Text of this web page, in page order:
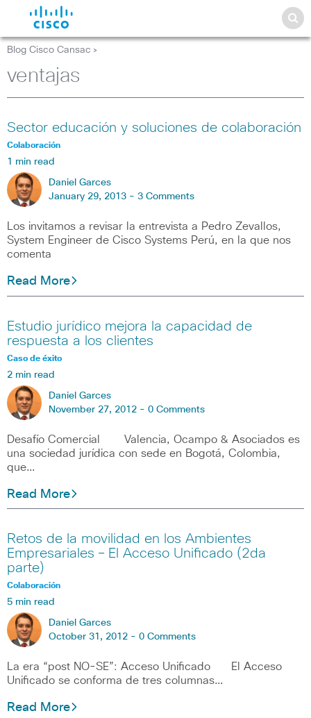
Blog Cisco Cansac >
ventajas
Sector educación y soluciones de colaboración
Colaboración
1 min read
Daniel Garces
January 29, 2013 - 3 Comments
Los invitamos a revisar la entrevista a Pedro Zevallos,
System Engineer de Cisco Systems Perú, en la que nos
comenta
Read More
Estudio jurídico mejora la capacidad de
respuesta a los clientes
Caso de éxito
2 min read
Daniel Garces
November 27, 2012 - 0 Comments
Desafío Comercial Valencia, Ocampo & Asociados es
una sociedad jurídica con sede en Bogotá, Colombia,
que…
Read More
Retos de la movilidad en los Ambientes
Empresariales – El Acceso Unificado (2da
parte)
Colaboración
5 min read
Daniel Garces
October 31, 2012 - 0 Comments
La era “post NO-SE”: Acceso Unificado El Acceso
Unificado se conforma de tres columnas…
Read More